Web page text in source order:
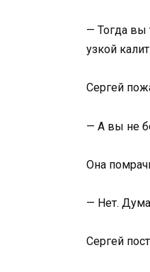
— Тогда вы
узкой
Сергей
— А вы не
Она
— Нет.
Сергей